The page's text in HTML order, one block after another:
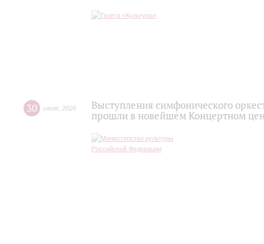
30 июля 2026
Выступления симфонического
прошли в новейшем Концертном